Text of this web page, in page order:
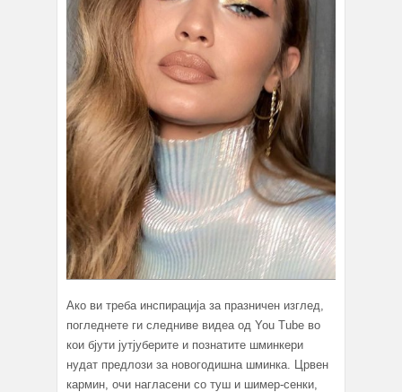
Ако ви треба инспирација за празничен изглед,
погледнете ги следниве видеа од You Tube во
кои бјути јутјуберите и познатите шминкери
нудат предлози за новогодишна шминка. Црвен
кармин, очи нагласени со туш и шимер-сенки,